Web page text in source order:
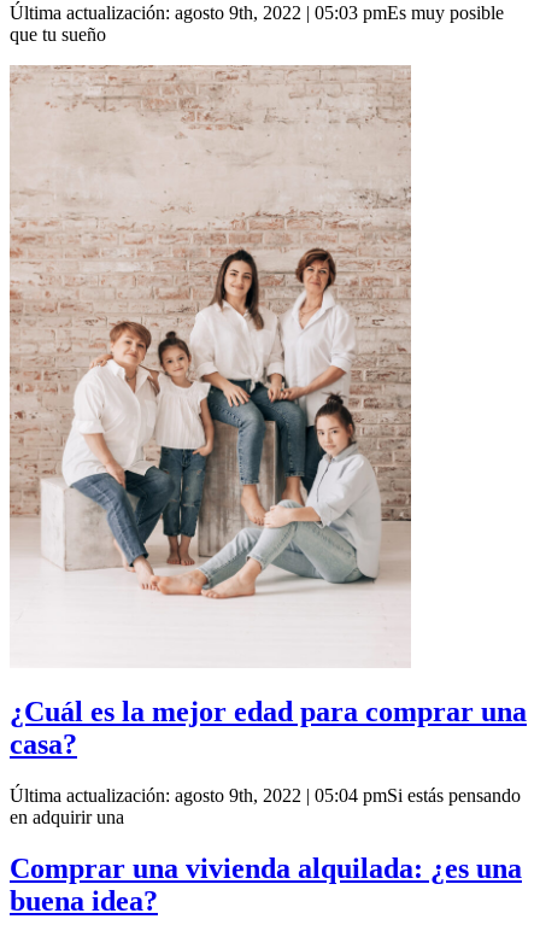
Última actualización: agosto 9th, 2022 | 05:03 pmEs muy posible
que tu sueño
¿Cuál es la mejor edad para comprar una
casa?
Última actualización: agosto 9th, 2022 | 05:04 pmSi estás pensando
en adquirir una
Comprar una vivienda alquilada: ¿es una
buena idea?